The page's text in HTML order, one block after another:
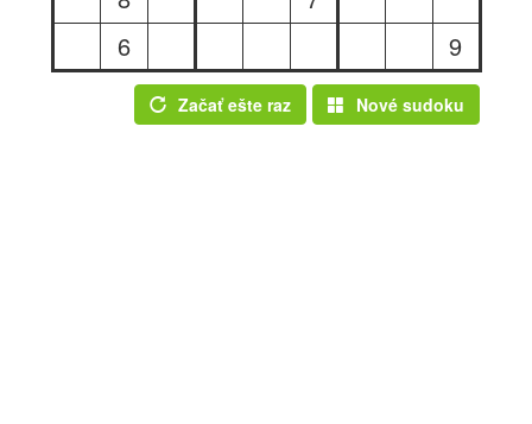
6
9
Začať ešte raz Nové sudoku